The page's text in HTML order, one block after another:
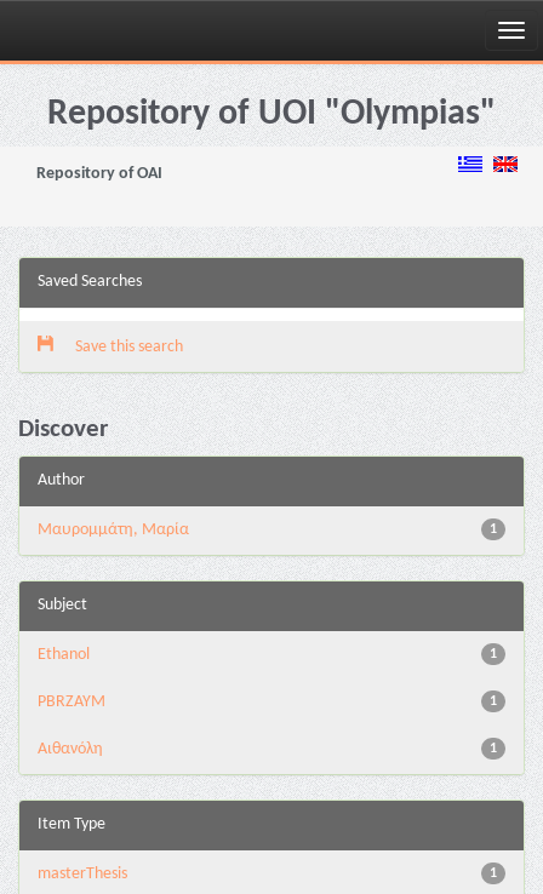
Skip
navigationRepository of UOI "Olympias"
Repository of OAI
Saved Searches
Save this search
Discover
Author
1
Μαυρομμάτη, Μαρία
Subject
1
Ethanol
1
PBRZAYM
1
Αιθανόλη
Item Type
1
masterThesis